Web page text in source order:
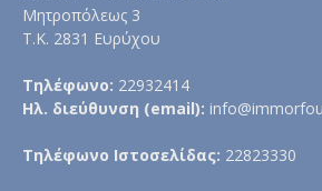
Μητροπόλεως 3
Τ.Κ. 2831 Ευρύχου
Τηλέφωνο: 22932414
Ηλ. διεύθυνση (email):
Τηλέφωνο Ιστοσελίδας: 22823330